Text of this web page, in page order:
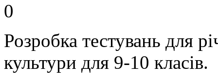
0
Розробка тестувань для
культури для 9-10 класів.